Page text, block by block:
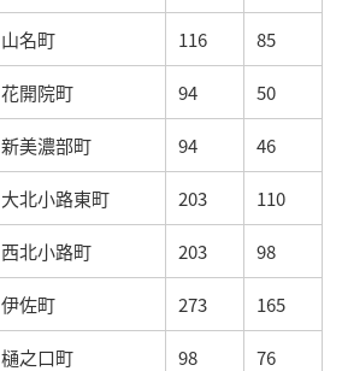
山名町 116 85
花開院町 94 50
新美濃部町 94 46
大北小路東町 203 110
西北小路町 203 98
伊佐町 273 165
樋之口町 98 76